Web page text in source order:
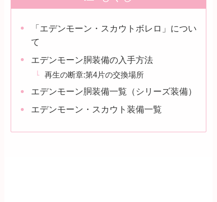
「エデンモーン・スカウトボレロ」につい
て
エデンモーン胴装備の入手方法
再生の断章:第4片の交換場所
エデンモーン胴装備一覧（シリーズ装備）
エデンモーン・スカウト装備一覧